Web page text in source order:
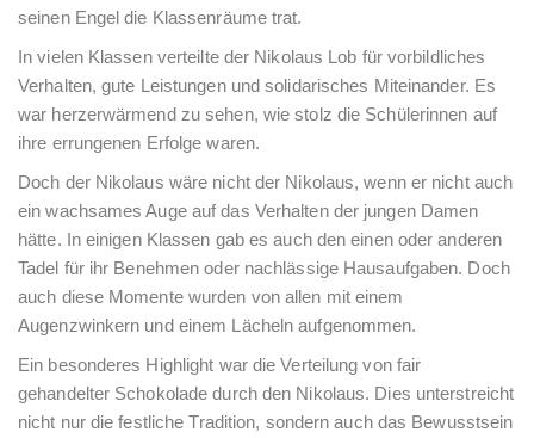
seinen Engel die Klassenräume trat.
In vielen Klassen verteilte der Nikolaus Lob für vorbildliches
Verhalten, gute Leistungen und solidarisches Miteinander. Es
war herzerwärmend zu sehen, wie stolz die Schülerinnen auf
ihre errungenen Erfolge waren.
Doch der Nikolaus wäre nicht der Nikolaus, wenn er nicht auch
ein wachsames Auge auf das Verhalten der jungen Damen
hätte. In einigen Klassen gab es auch den einen oder anderen
Tadel für ihr Benehmen oder nachlässige Hausaufgaben. Doch
auch diese Momente wurden von allen mit einem
Augenzwinkern und einem Lächeln aufgenommen.
Ein besonderes Highlight war die Verteilung von fair
gehandelter Schokolade durch den Nikolaus. Dies unterstreicht
nicht nur die festliche Tradition, sondern auch das Bewusstsein